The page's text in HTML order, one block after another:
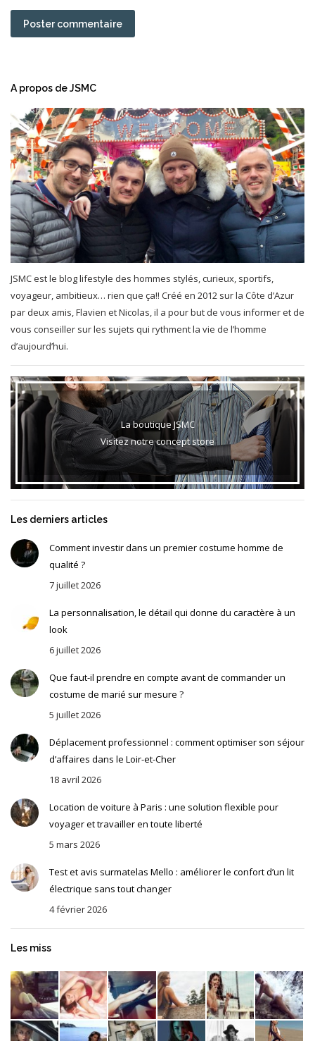
Poster commentaire
A propos de JSMC
JSMC est le blog lifestyle des hommes stylés, curieux, sportifs,
voyageur, ambitieux… rien que ça!! Créé en 2012 sur la Côte d’Azur
par deux amis, Flavien et Nicolas, il a pour but de vous informer et de
vous conseiller sur les sujets qui rythment la vie de l’homme
d’aujourd’hui.
La boutique JSMC
Visitez notre concept store
Les derniers articles
Comment investir dans un premier costume homme de
qualité ?
7 juillet 2026
La personnalisation, le détail qui donne du caractère à un
look
6 juillet 2026
Que faut-il prendre en compte avant de commander un
costume de marié sur mesure ?
5 juillet 2026
Déplacement professionnel : comment optimiser son séjour
d’affaires dans le Loir-et-Cher
18 avril 2026
Location de voiture à Paris : une solution flexible pour
voyager et travailler en toute liberté
5 mars 2026
Test et avis surmatelas Mello : améliorer le confort d’un lit
électrique sans tout changer
4 février 2026
Les miss